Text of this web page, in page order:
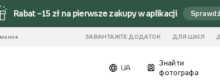
Rabat –15 zł na pierwsze zakupy w aplikacji
ЗАВАНТАЖТЕ ДОДАТОК ДЛЯ ШКІЛ
UA
Знайти
фотографа